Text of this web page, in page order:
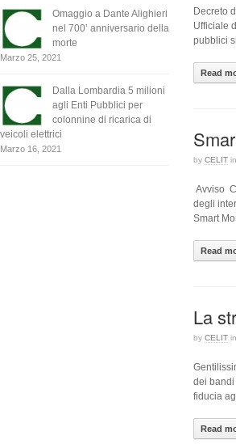
Omaggio a Dante Alighieri
nel 700’ anniversario della
morte
Marzo 25, 2021
Dalla Lombardia 5 milioni
agli Enti Pubblici per
colonnine di ricarica di
veicoli elettrici
Marzo 16, 2021
Decreto
Ufficiale
pubblici
Read
by CELIT in
Avviso
degli
Smart
Read
La
by CELIT in
dei bandi
fiducia
Read